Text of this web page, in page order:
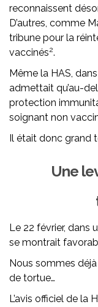
reconnaissent
D’autres, comme
tribune pour la
vaccinés2.
Même la HAS,
admettait qu’au-
protection
soignant non
Il était donc grand
Une
Le 22 février, dans
se montrait
Nous sommes
de tortue…
L’avis officiel de la